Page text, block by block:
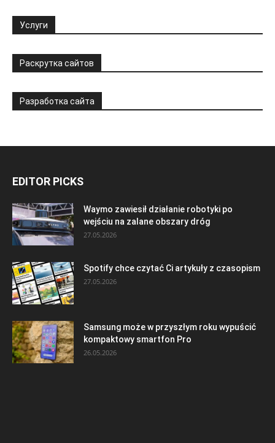
Услуги
Раскрутка сайтов
Разработка сайта
EDITOR PICKS
Waymo zawiesił działanie robotyki po
wejściu na zalane obszary dróg
27.05.2026
Spotify chce czytać Ci artykuły z czasopism
27.05.2026
Samsung może w przyszłym roku wypuścić
kompaktowy smartfon Pro
26.05.2026